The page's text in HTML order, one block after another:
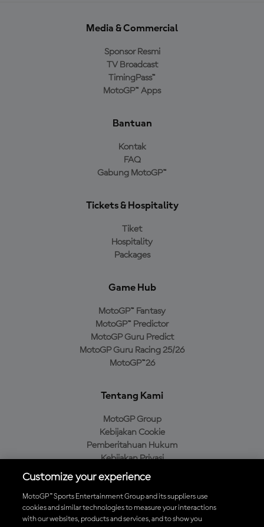
Media & Commercial
Sponsor Resmi
TV Broadcast
TimingPass™
MotoGP™ Apps
Bantuan
Kontak
FAQ
Gabung MotoGP™
Tickets & Hospitality
Tiket
Hospitality
Packages
Game Hub
MotoGP™ Fantasy
MotoGP™ Predictor
MotoGP Guru Predict
MotoGP Guru Racing 25/26
MotoGP™26
Tentang Kami
MotoGP Group
Kebijakan Cookie
Pemberitahuan Hukum
Kebijakan Privasi
Kebijakan Pembelian
Unduh Aplikasi Resmi MotoGP™
Customize your experience
MotoGP™ Sports Entertainment Group and its suppliers use
cookies and similar technologies to measure your interactions
with our websites, products and services, and to show you